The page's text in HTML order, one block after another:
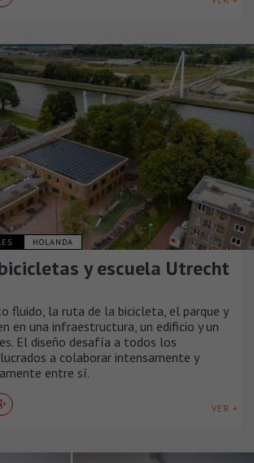
HOLANDA
y escuela Utrecht
fluido, la ruta de la bicicleta, el parque y
en una infraestructura, un edificio y un
El diseño desafía a todos los
a colaborar intensamente y
entre sí.
VER +